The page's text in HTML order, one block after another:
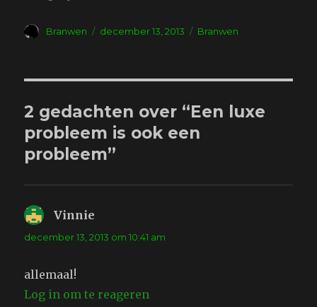
Auteur
Branwen
Geplaatst
december 13, 2013 Tags
Branwen
2 gedachten over “Een luxe
probleem is ook een
probleem”
Vinnie
december 13, 2013 om 10:41 am
allemaal!
Log in om te reageren